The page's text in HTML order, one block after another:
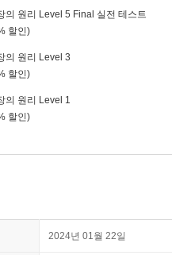
의 원리 Level 5 Final 실전 테스트
할인)
의 원리 Level 3
할인)
의 원리 Level 1
할인)
2024년 01월 22일